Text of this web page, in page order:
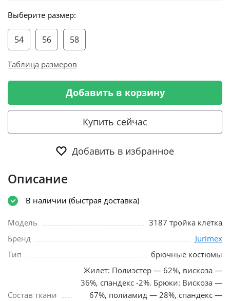
Выберите размер:
54 56 58
Таблица размеров
Добавить в корзину
Купить сейчас
Добавить в избранное
Описание
В наличии (быстрая доставка)
Модель
3187 тройка клетка
Бренд
Jurimex
Тип
брючные костюмы
Состав ткани
Жилет: Полиэстер — 62%, вискоза —
36%, спандекс -2%. Брюки: Вискоза —
67%, полиамид — 28%, спандекс —